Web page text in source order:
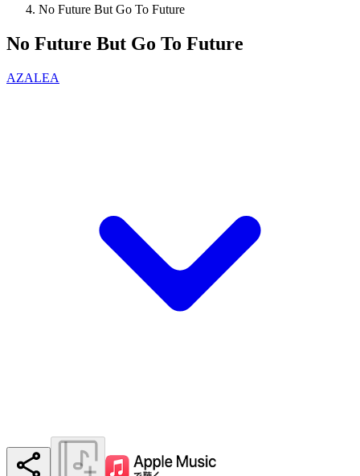
No Future But Go To Future
No Future But Go To Future
AZALEA